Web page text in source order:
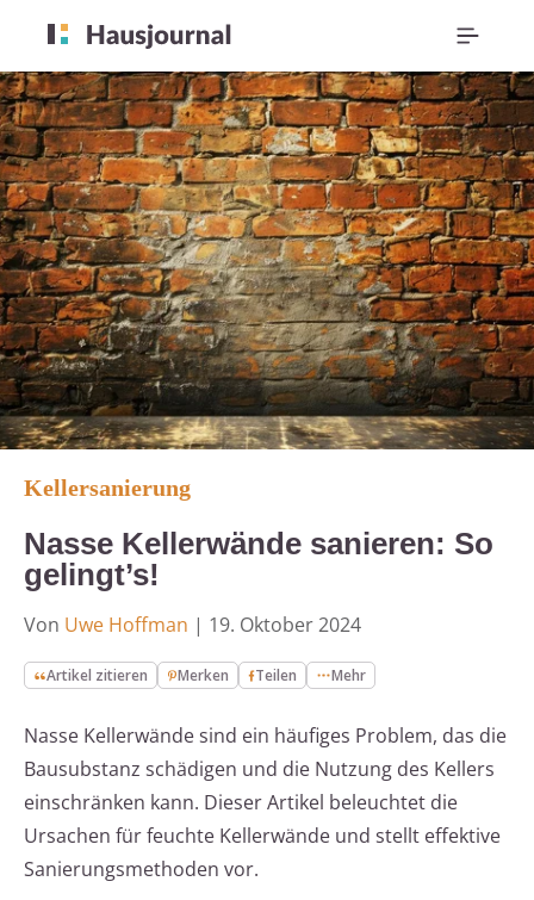
Kellersanierung
Nasse Kellerwände sanieren: So
gelingt’s!
Von Uwe Hoffman | 19. Oktober 2024
Artikel zitieren Merken Teilen Mehr
Nasse Kellerwände sind ein häufiges Problem, das die
Bausubstanz schädigen und die Nutzung des Kellers
einschränken kann. Dieser Artikel beleuchtet die
Ursachen für feuchte Kellerwände und stellt effektive
Sanierungsmethoden vor.